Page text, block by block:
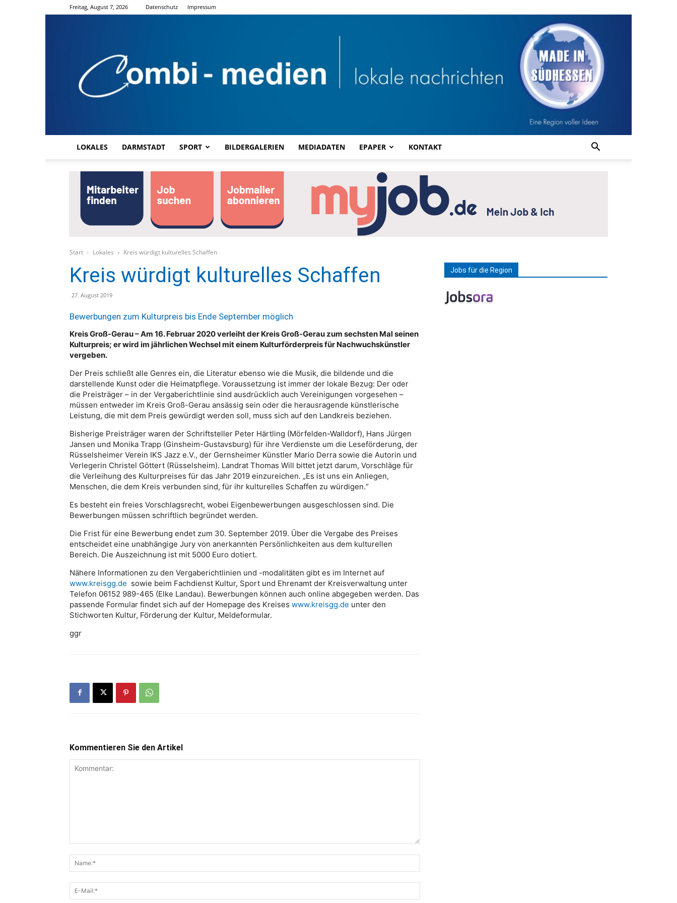
Freitag, August 7, 2026 Datenschutz Impressum
LOKALES DARMSTADT SPORT BILDERGALERIEN MEDIADATEN EPAPER KONTAKT
Start Lokales Kreis würdigt kulturelles Schaffen
Kreis würdigt kulturelles Schaffen
27. August 2019
Bewerbungen zum Kulturpreis bis Ende September möglich
Kreis Groß-Gerau – Am 16. Februar 2020 verleiht der Kreis Groß-Gerau zum sechsten Mal seinen
Kulturpreis; er wird im jährlichen Wechsel mit einem Kulturförderpreis für Nachwuchskünstler
vergeben.
Der Preis schließt alle Genres ein, die Literatur ebenso wie die Musik, die bildende und die
darstellende Kunst oder die Heimatpflege. Voraussetzung ist immer der lokale Bezug: Der oder
die Preisträger – in der Vergaberichtlinie sind ausdrücklich auch Vereinigungen vorgesehen –
müssen entweder im Kreis Groß-Gerau ansässig sein oder die herausragende künstlerische
Leistung, die mit dem Preis gewürdigt werden soll, muss sich auf den Landkreis beziehen.
Bisherige Preisträger waren der Schriftsteller Peter Härtling (Mörfelden-Walldorf), Hans Jürgen
Jansen und Monika Trapp (Ginsheim-Gustavsburg) für ihre Verdienste um die Leseförderung, der
Rüsselsheimer Verein IKS Jazz e.V., der Gernsheimer Künstler Mario Derra sowie die Autorin und
Verlegerin Christel Göttert (Rüsselsheim). Landrat Thomas Will bittet jetzt darum, Vorschläge für
die Verleihung des Kulturpreises für das Jahr 2019 einzureichen. „Es ist uns ein Anliegen,
Menschen, die dem Kreis verbunden sind, für ihr kulturelles Schaffen zu würdigen.“
Es besteht ein freies Vorschlagsrecht, wobei Eigenbewerbungen ausgeschlossen sind. Die
Bewerbungen müssen schriftlich begründet werden.
Die Frist für eine Bewerbung endet zum 30. September 2019. Über die Vergabe des Preises
entscheidet eine unabhängige Jury von anerkannten Persönlichkeiten aus dem kulturellen
Bereich. Die Auszeichnung ist mit 5000 Euro dotiert.
Nähere Informationen zu den Vergaberichtlinien und -modalitäten gibt es im Internet auf
www.kreisgg.de sowie beim Fachdienst Kultur, Sport und Ehrenamt der Kreisverwaltung unter
Telefon 06152 989-465 (Elke Landau). Bewerbungen können auch online abgegeben werden. Das
passende Formular findet sich auf der Homepage des Kreises www.kreisgg.de unter den
Stichworten Kultur, Förderung der Kultur, Meldeformular.
ggr
Kommentieren Sie den Artikel
Jobs für die Region